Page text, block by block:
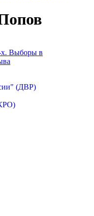
х. Выборы в
(ДВР)